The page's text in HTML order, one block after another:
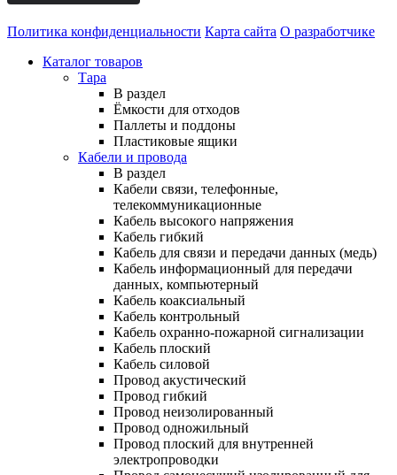
Политика конфиденциальности Карта сайта О разработчике
Каталог товаров
Тара
В раздел
Ёмкости для отходов
Паллеты и поддоны
Пластиковые ящики
Кабели и провода
В раздел
Кабели связи, телефонные,
телекоммуникационные
Кабель высокого напряжения
Кабель гибкий
Кабель для связи и передачи данных (медь)
Кабель информационный для передачи
данных, компьютерный
Кабель коаксиальный
Кабель контрольный
Кабель охранно-пожарной сигнализации
Кабель плоский
Кабель силовой
Провод акустический
Провод гибкий
Провод неизолированный
Провод одножильный
Провод плоский для внутренней
электропроводки